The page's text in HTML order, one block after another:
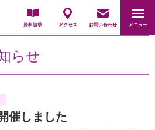
資料請求 アクセス お問い合わせ メニュー
採用担当の方
らせ
催しました